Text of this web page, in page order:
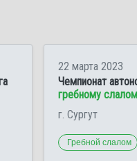
22 марта 2023
Чемпионат
гребному
г. Сургут
Гребной слалом